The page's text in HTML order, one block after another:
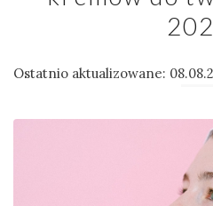
Ostatnio aktualizowane: